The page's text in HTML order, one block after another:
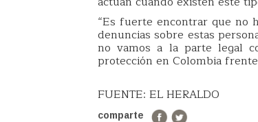
“Es fuerte encontrar que no
denuncias sobre estas
no vamos a la parte legal
protección en Colombia
FUENTE: EL HERALDO
comparte